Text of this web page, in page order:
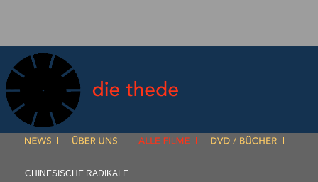
CHINESISCHE RADIKALE